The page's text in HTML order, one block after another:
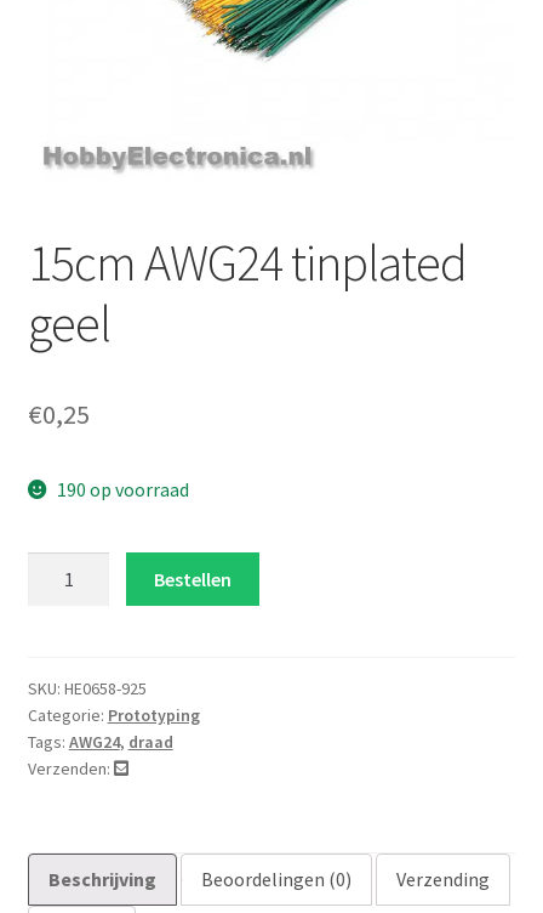
15cm AWG24 tinplated
geel
€0,25
190 op voorraad
aantal
Bestellen
SKU: HE0658-925
Categorie: Prototyping
Tags: AWG24, draad
Verzenden:
Beschrijving Beoordelingen (0) Verzending